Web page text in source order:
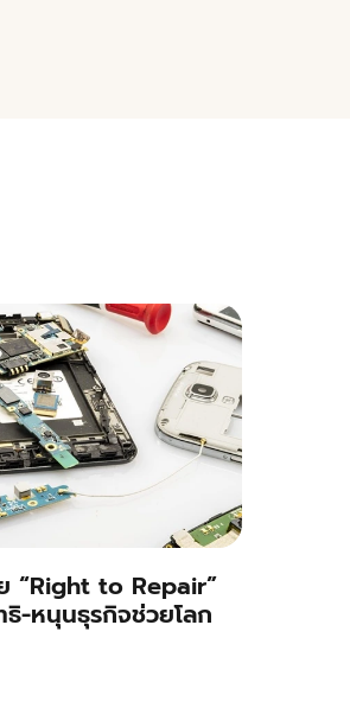
“Right to Repair”
ธิ-หนุนธุรกิจช่วยโลก